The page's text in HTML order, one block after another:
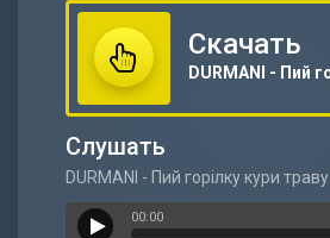
Скачать
Слушать
DURMANI - Пий горілку кури траву
00:00